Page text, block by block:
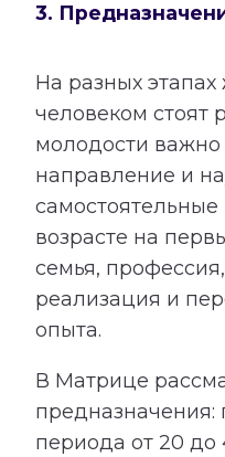
3.
На разных
человеком стоят
молодости важно
направление и
возрасте на
семья,
реализация и
опыта.
В Матрице
периода от 20 до